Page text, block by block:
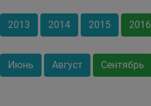
2013 2014 2015 2016
Июнь Август Сентябрь